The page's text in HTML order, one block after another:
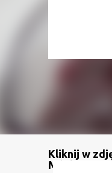
Kliknij w
Mój kanał